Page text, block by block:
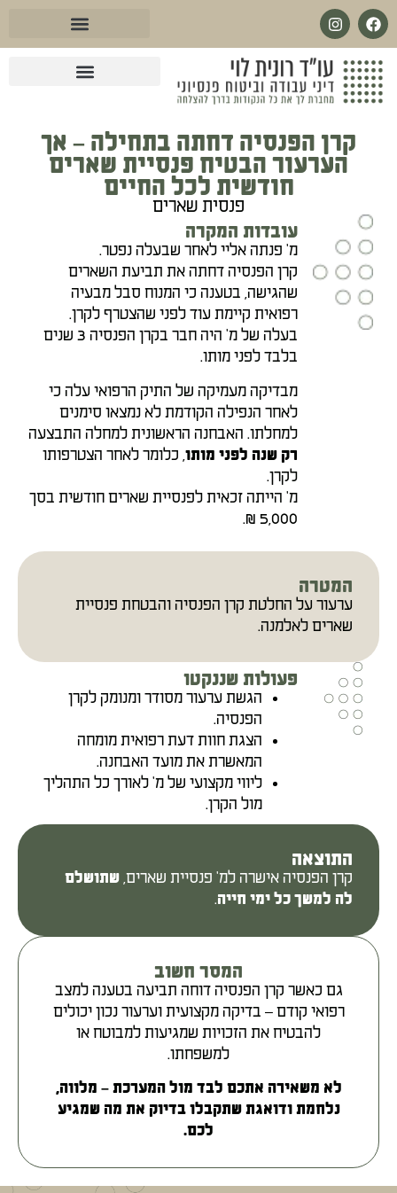
לתוכן
קרן הפנסיה דחתה בתחילה – אך
הערעור הבטיח פנסיית שארים
חודשית לכל החיים
פנסית שארים
עובדות המקרה
מ' פנתה אליי לאחר שבעלה נפטר.
קרן הפנסיה דחתה את תביעת השארים
שהגישה, בטענה כי המנוח סבל מבעיה
רפואית קיימת עוד לפני שהצטרף לקרן.
בעלה של מ' היה חבר בקרן הפנסיה 3 שנים
בלבד לפני מותו.
מבדיקה מעמיקה של התיק הרפואי עלה כי
לאחר הנפילה הקודמת לא נמצאו סימנים
למחלתו. האבחנה הראשונית למחלה התבצעה
רק שנה לפני מותו, כלומר לאחר הצטרפותו
לקרן.
מ' הייתה זכאית לפנסיית שארים חודשית בסך
5,000 ₪.
המטרה
ערעור על החלטת קרן הפנסיה והבטחת פנסיית
שארים לאלמנה.
פעולות שננקטו
הגשת ערעור מסודר ומנומק לקרן
הפנסיה.
הצגת חוות דעת רפואית מומחה
המאשרת את מועד האבחנה.
ליווי מקצועי של מ' לאורך כל התהליך
מול הקרן.
התוצאה
קרן הפנסיה אישרה למ' פנסיית שארים, שתושלם
לה למשך כל ימי חייה.
המסר חשוב
גם כאשר קרן הפנסיה דוחה תביעה בטענה למצב
רפואי קודם – בדיקה מקצועית וערעור נכון יכולים
להבטיח את הזכויות שמגיעות למבוטח או
למשפחתו.
לא משאירה אתכם לבד מול המערכת – מלווה,
נלחמת ודואגת שתקבלו בדיוק את מה שמגיע
לכם.